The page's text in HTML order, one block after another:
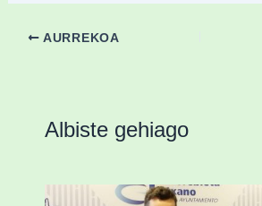
AURREKOA
Albiste gehiago